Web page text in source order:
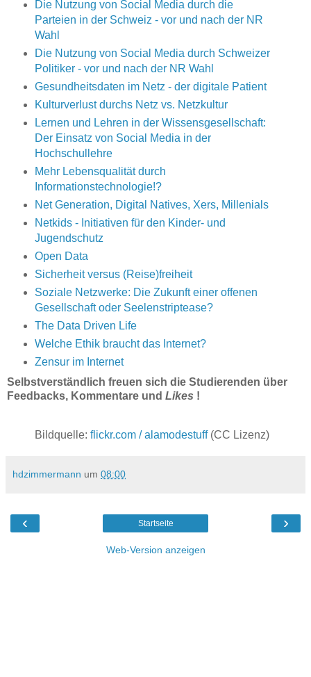
Die Nutzung von Social Media durch die
Parteien in der Schweiz - vor und nach der NR
Wahl
Die Nutzung von Social Media durch Schweizer
Politiker - vor und nach der NR Wahl
Gesundheitsdaten im Netz - der digitale Patient
Kulturverlust durchs Netz vs. Netzkultur
Lernen und Lehren in der Wissensgesellschaft:
Der Einsatz von Social Media in der
Hochschullehre
Mehr Lebensqualität durch
Informationstechnologie!?
Net Generation, Digital Natives, Xers, Millenials
Netkids - Initiativen für den Kinder- und
Jugendschutz
Open Data
Sicherheit versus (Reise)freiheit
Soziale Netzwerke: Die Zukunft einer offenen
Gesellschaft oder Seelenstriptease?
The Data Driven Life
Welche Ethik braucht das Internet?
Zensur im Internet
Selbstverständlich freuen sich die Studierenden über
Feedbacks, Kommentare und Likes !
Bildquelle: flickr.com / alamodestuff(CC Lizenz)
hdzimmermann um 08:00
‹ ›
Startseite
Web-Version anzeigen